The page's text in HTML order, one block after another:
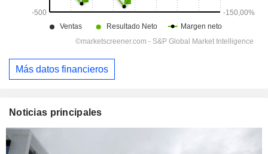
Más datos financieros
Noticias principales